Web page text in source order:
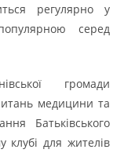
регулярно у
серед
громади
питань медицини та
Батьківського
клубі для жителів